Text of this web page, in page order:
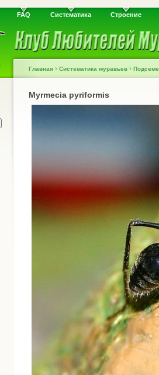
FAQ Систематика Строение
Главная › Систематика муравьев ›
Myrmecia pyriformis